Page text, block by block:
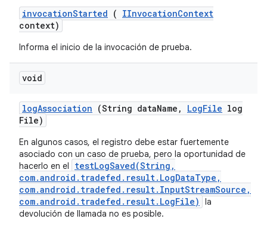
invocationStarted ( IInvocationContext
context)
Informa el inicio de la invocación de prueba.
void
logAssociation (String dataName , LogFile log
File)
En algunos casos, el registro debe estar fuertemente
asociado con un caso de prueba, pero la oportunidad de
hacerlo en el
testLogSaved(String,
com.android.tradefed.result.LogDataType,
com.android.tradefed.result.InputStreamSource,
com.android.tradefed.result.LogFile)
la
devolución de llamada no es posible.